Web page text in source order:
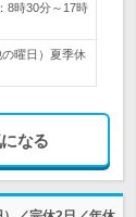
8時30分～17時
曜日）夏季休
なる